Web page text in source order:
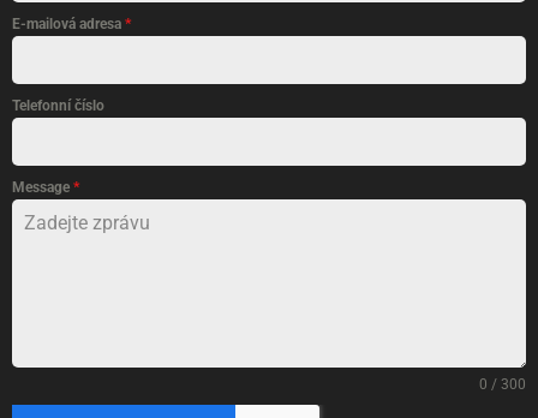
E-mailová adresa *
Telefonní číslo
Message *
0 / 300